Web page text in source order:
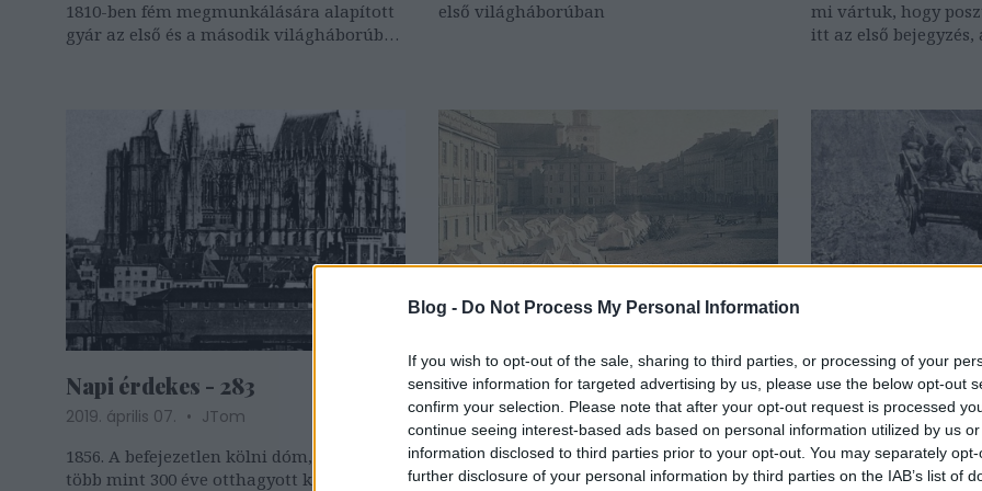
Blog - Do Not Process My Personal Information
If you wish to opt-out of the sale, sharing to third parties, or processing of your
sensitive information for targeted advertising by us, please use the below opt-out
confirm your selection. Please note that after your opt-out request is processed
continue seeing interest-based ads based on personal information utilized by us
information disclosed to third parties prior to your opt-out. You may separately
further disclosure of your personal information by third parties on the IAB’s list of
1810-ben fém megmunkálására alapított
gyár az első és a második világháborúban
üzletpolitikával kebelezte be a céget…
első világháborúban
mi vártuk, hogy
itt az első
lesz! További
Napi érdekes - 283
2019. április 07.
JTom
1856. A befejezetlen kölni dóm, tetején a
több mint 300 éve otthagyott középkori
Napi érdekes - 282
2019. március 31.
JTom
1861. Orosz katonai tábor a varsói királyi
palota előtti téren
Napi érdekes -
2019. március 10.
1885.
kötélvasútja a dél-